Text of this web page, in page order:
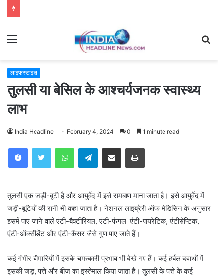
Menu
लाइफस्टाइल
तुलसी या बेसिल के आश्चर्यजनक स्वास्थ्य
लाभ
India Headline February 4, 2024 0 1 minute read
WhatsAppTelegramShare via Email Print
तुलसी एक जड़ी-बूटी है और आयुर्वेद में इसे रामबाण माना जाता है। इसे आयुर्वेद में
जड़ी-बूटियों की रानी भी कहा जाता है। नेशनल लाइब्रेरी ऑफ मेडिसिन के अनुसार
इसमें पाए जाने वाले एंटी-बैक्टीरियल, एंटी-फंगल, एंटी-पायरेटिक, एंटीसेप्टिक,
एंटी-ऑक्सीडेंट और एंटी-कैंसर जैसे गुण पाए जाते हैं।
कई गंभीर बीमारियों में इसके चमत्कारी प्रभाव भी देखे गए हैं। कई हर्बल दवाओं में
इसकी जड़, पत्ते और बीज का इस्तेमाल किया जाता है। तुलसी के पत्ते के कई